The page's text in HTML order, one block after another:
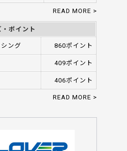
READ MORE >
ポイント
ング 860ポイント
409ポイント
406ポイント
READ MORE >